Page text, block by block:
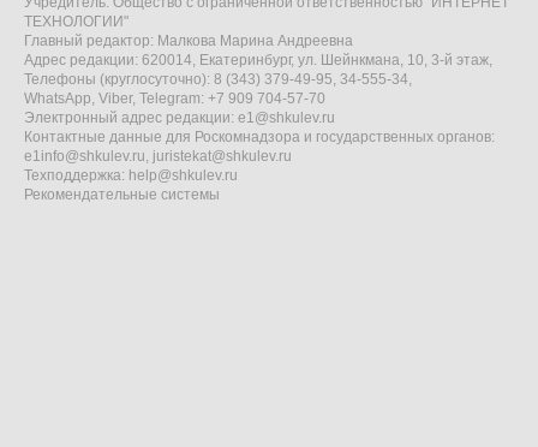
ТЕХНОЛОГИИ"
Главный редактор: Малкова Марина Андреевна
Адрес редакции: 620014, Екатеринбург, ул. Шейнкмана, 10, 3-й этаж,
Телефоны (круглосуточно): 8 (343) 379-49-95, 34-555-34,
WhatsApp, Viber, Telegram: +7 909 704-57-70
Электронный адрес редакции: e1@shkulev.ru
Контактные данные для Роскомнадзора и государственных органов:
e1info@shkulev.ru, juristekat@shkulev.ru
Техподдержка: help@shkulev.ru
Рекомендательные системы